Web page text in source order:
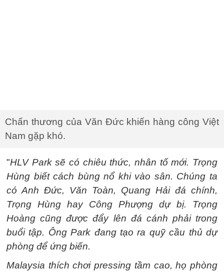
Chấn thương của Văn Đức khiến hàng công Việt
Nam gặp khó.
"HLV Park sẽ có chiêu thức, nhân tố mới. Trọng
Hùng biết cách bùng nổ khi vào sân. Chúng ta
có Anh Đức, Văn Toàn, Quang Hải đá chính,
Trọng Hùng hay Công Phượng dự bị. Trọng
Hoàng cũng được đẩy lên đá cánh phải trong
buổi tập. Ông Park đang tạo ra quỹ cầu thủ dự
phòng để ứng biến.
Malaysia thích chơi pressing tầm cao, họ phòng